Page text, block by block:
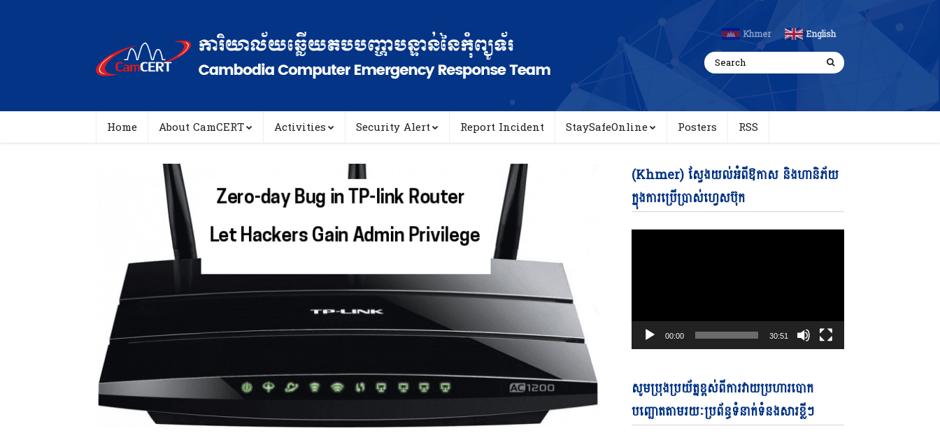
Khmer English
Home About CamCERT Activities Security Alert Report Incident StaySafeOnline Posters RSS
(Khmer) ស្វែងយល់អំពីឱកាស និងហានិភ័យ
ក្នុងការប្រើប្រាស់ហ្វេសប៊ុក
00:00 30:51
សូមប្រុងប្រយ័ត្នខ្ពស់ពីការវាយប្រហារបោក
បញ្ឆោតតាមរយៈប្រព័ន្ធទំនាក់ទំនងសារខ្លីៗ